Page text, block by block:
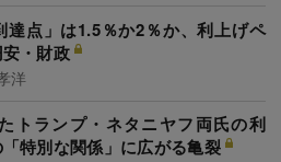
達点」は1.5％か2％か、利上げペ
・財政
洋
トランプ・ネタニヤフ両氏の利
特別な関係」に広がる亀裂